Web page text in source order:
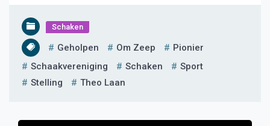
Schaken
Geholpen Om Zeep
Pionier
Schaakvereniging
Schaken
Sport
Stelling
Theo Laan
Bericht